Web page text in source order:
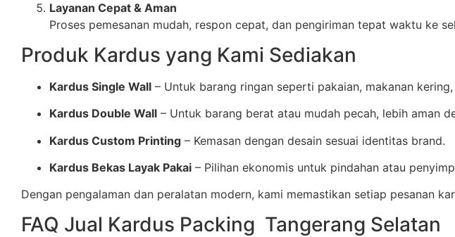
Layanan Cepat & Aman
Proses pemesanan mudah, respon cepat, dan pengiriman tepat waktu ke
Produk Kardus yang Kami Sediakan
Kardus Single Wall – Untuk barang ringan seperti pakaian, makanan
Kardus Double Wall – Untuk barang berat atau mudah pecah, lebih aman
Kardus Custom Printing – Kemasan dengan desain sesuai identitas brand.
Kardus Bekas Layak Pakai – Pilihan ekonomis untuk pindahan atau
Dengan pengalaman dan peralatan modern, kami memastikan setiap pesanan
FAQ Jual Kardus Packing Tangerang Selatan